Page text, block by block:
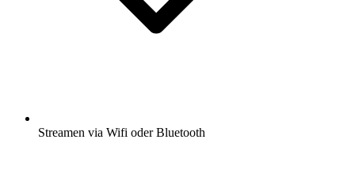
Streamen via Wifi oder Bluetooth